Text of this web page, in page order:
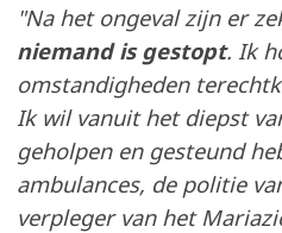
"Na het ongeval zijn er
niemand is gestopt. Ik
omstandigheden
Ik wil vanuit het diepst
geholpen en gesteund
ambulances, de politie
verpleger van het